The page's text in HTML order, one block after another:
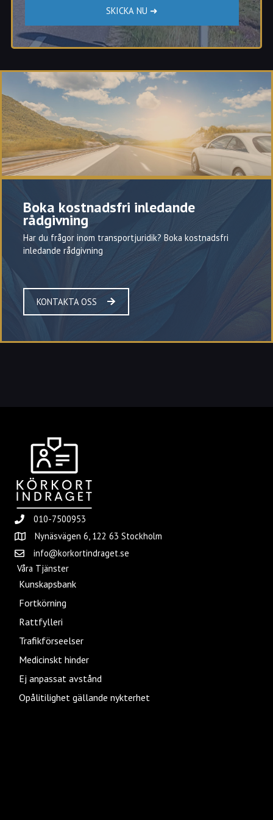
Boka kostnadsfri inledande
rådgivning
Har du frågor inom transportjuridik? Boka kostnadsfri
inledande rådgivning
KONTAKTA OSS
010-7500953
Nynäsvägen 6, 122 63 Stockholm
info@korkortindraget.se
Våra Tjänster
Kunskapsbank
Fortkörning
Rattfylleri
Trafikförseelser
Medicinskt hinder
Ej anpassat avstånd
Opålitilighet gällande nykterhet